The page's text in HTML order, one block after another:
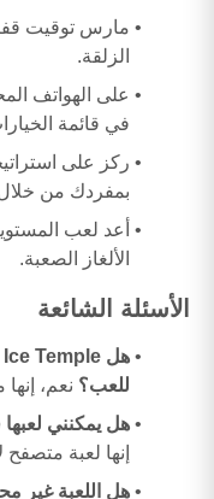
مارس توقيت
الزلقة.
على الهواتف
في قائمة
ركز على
بمفردك من
أعد لعب
الألغاز الصعبة.
الأسئلة الشائعة
للعب؟ نعم،
هل يمكنني
إنها لعبة متصفح
هل اللعبة غير